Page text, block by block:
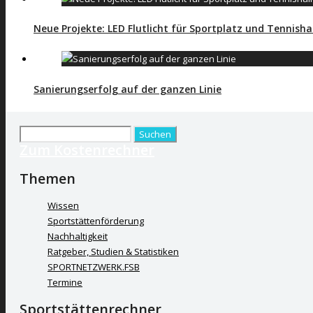
Neue Projekte: LED Flutlicht für Sportplatz und
Sanierungserfolg auf der ganzen Linie
Themen
Wissen
Sportstättenförderung
Nachhaltigkeit
Ratgeber, Studien & Statistiken
SPORTNETZWERK.FSB
Termine
Sportstättenrechner